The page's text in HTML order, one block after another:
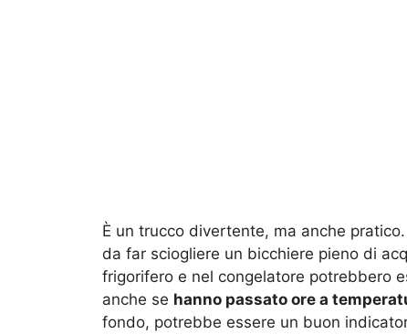
È un trucco divertente, ma anche
da far sciogliere un bicchiere pieno di
frigorifero e nel congelatore potrebbero
anche se hanno passato ore a
fondo, potrebbe essere un buon